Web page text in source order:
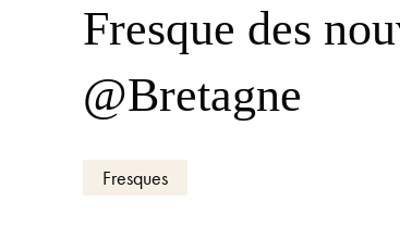
Fresque des
@Bretagne
Fresques